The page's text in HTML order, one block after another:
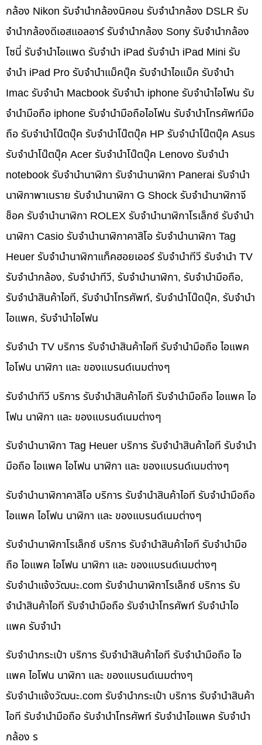
กล้อง Nikon รับจำนำกล้องนิคอน รับจำนำกล้อง DSLR รับ
จำนำกล้องดีเอสแอลอาร์ รับจำนำกล้อง Sony รับจำนำกล้อง
โซนี่ รับจำนำไอแพด รับจำนำ iPad รับจำนำ iPad Mini รับ
จำนำ iPad Pro รับจำนำแม็คบุ๊ค รับจำนำไอแม็ค รับจำนำ
Imac รับจำนำ Macbook รับจำนำ iphone รับจำนำไอโฟน รับ
จำนำมือถือ iphone รับจำนำมือถือไอโฟน รับจำนำโทรศัพท์มือ
ถือ รับจำนำโน๊ตบุ๊ค รับจำนำโน๊ตบุ๊ค HP รับจำนำโน๊ตบุ๊ค Asus
รับจำนำโน๊ตบุ๊ค Acer รับจำนำโน๊ตบุ๊ค Lenovo รับจำนำ
notebook รับจำนำนาฬิกา รับจำนำนาฬิกา Panerai รับจำนำ
นาฬิกาพาเนราย รับจำนำนาฬิกา G Shock รับจำนำนาฬิกาจี
ช็อค รับจำนำนาฬิกา ROLEX รับจำนำนาฬิกาโรเล็กซ์ รับจำนำ
นาฬิกา Casio รับจำนำนาฬิกาคาสิโอ รับจำนำนาฬิกา Tag
Heuer รับจำนำนาฬิกาแท็คฮอยเออร์ รับจำนำทีวี รับจำนำ TV
รับจำนำกล้อง, รับจำนำทีวี, รับจำนำนาฬิกา, รับจำนำมือถือ,
รับจำนำสินค้าไอที, รับจำนำโทรศัพท์, รับจำนำโน๊ดบุ๊ค, รับจำนำ
ไอแพค, รับจำนำไอโฟน
รับจำนำ TV บริการ รับจำนำสินค้าไอที รับจำนำมือถือ ไอแพค
ไอโฟน นาฬิกา และ ของแบรนด์เนมต่างๆ
รับจำนำทีวี บริการ รับจำนำสินค้าไอที รับจำนำมือถือ ไอแพค ไอ
โฟน นาฬิกา และ ของแบรนด์เนมต่างๆ
รับจำนำนาฬิกา Tag Heuer บริการ รับจำนำสินค้าไอที รับจำนำ
มือถือ ไอแพค ไอโฟน นาฬิกา และ ของแบรนด์เนมต่างๆ
รับจำนำนาฬิกาคาสิโอ บริการ รับจำนำสินค้าไอที รับจำนำมือถือ
ไอแพค ไอโฟน นาฬิกา และ ของแบรนด์เนมต่างๆ
รับจำนำนาฬิกาโรเล็กซ์ บริการ รับจำนำสินค้าไอที รับจำนำมือ
ถือ ไอแพค ไอโฟน นาฬิกา และ ของแบรนด์เนมต่างๆ
รับจํานําแจ้งวัฒนะ.com รับจำนำนาฬิกาโรเล็กซ์ บริการ รับ
จำนำสินค้าไอที รับจำนำมือถือ รับจำนำโทรศัพท์ รับจำนำไอ
แพค รับจำนำ
รับจำนำกระเป๋า บริการ รับจำนำสินค้าไอที รับจำนำมือถือ ไอ
แพค ไอโฟน นาฬิกา และ ของแบรนด์เนมต่างๆ
รับจํานําแจ้งวัฒนะ.com รับจำนำกระเป๋า บริการ รับจำนำสินค้า
ไอที รับจำนำมือถือ รับจำนำโทรศัพท์ รับจำนำไอแพค รับจำนำ
กล้อง ร